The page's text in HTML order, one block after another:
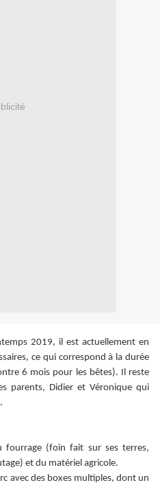
2019, il est actuellement en
ce qui correspond à la durée
6 mois pour les bêtes). Il reste
parents, Didier et Véronique qui
fourrage (foin fait sur ses terres,
et du matériel agricole.
avec des boxes multiples, dont un